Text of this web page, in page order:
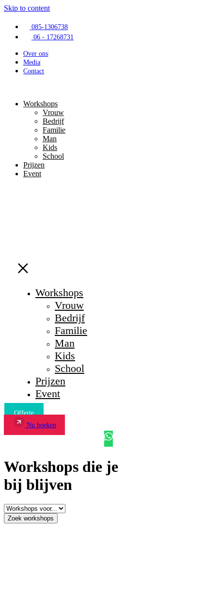
Skip to content
085-1306738
06 - 17268731
Over ons
Media
Contact
Workshops
Vrouw
Bedrijf
Familie
Man
Kids
School
Prijzen
Event
×
Workshops
Vrouw
Bedrijf
Familie
Man
Kids
School
Prijzen
Event
Offerte
Nu boeken
Workshops die je
bij blijven
Zoek workshops